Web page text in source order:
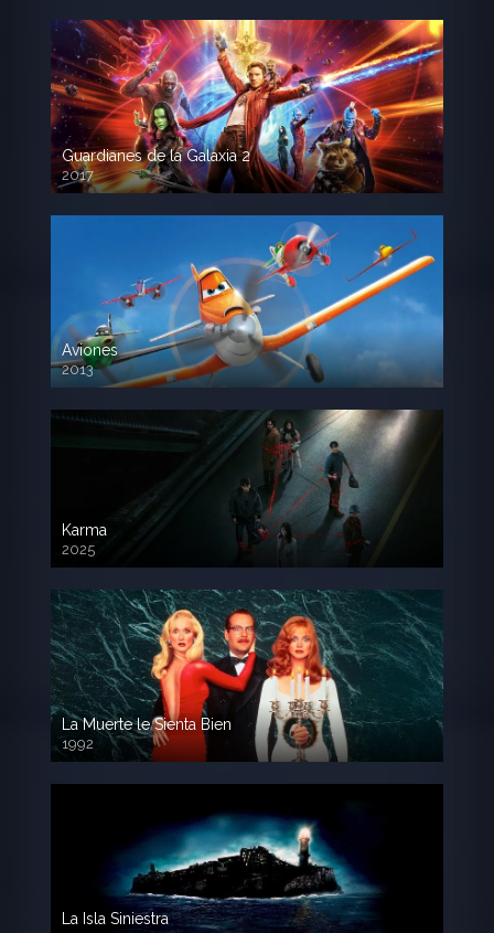
Guardianes de la Galaxia 2
2017
720p HD
Aviones
2013
720 HD
Karma
2025
La Muerte le Sienta Bien
1992
720p HD
La Isla Siniestra